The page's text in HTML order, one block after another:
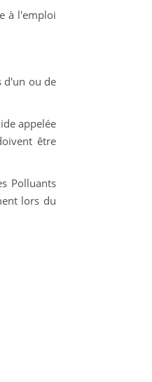
à l'emploi
d'un ou de
appelée
être
Polluants
lors du